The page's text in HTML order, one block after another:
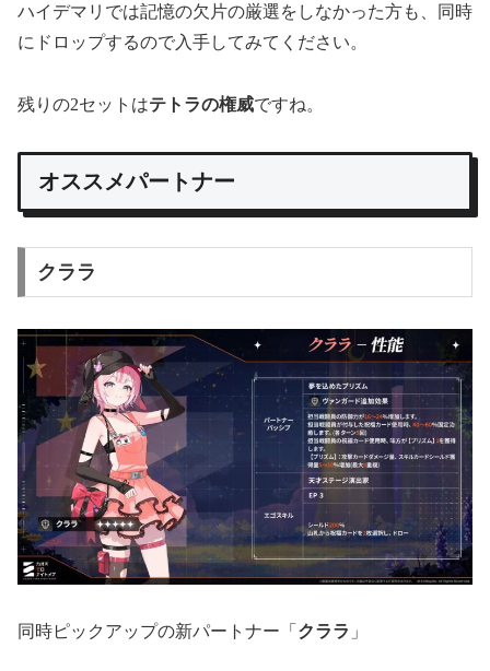
ハイデマリでは記憶の欠片の厳選をしなかった方も、同時
にドロップするので入手してみてください。
残りの2セットはテトラの権威ですね。
オススメパートナー
クララ
同時ピックアップの新パートナー「 クララ 」